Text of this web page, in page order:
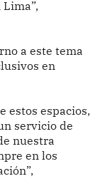
a este tema
en
estos espacios,
servicio de
nuestra
en los